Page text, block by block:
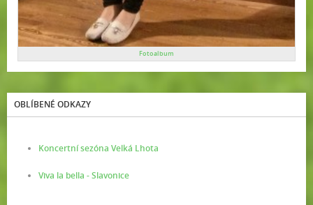
Fotoalbum
OBLÍBENÉ ODKAZY
Koncertní sezóna Velká Lhota
Viva la bella - Slavonice